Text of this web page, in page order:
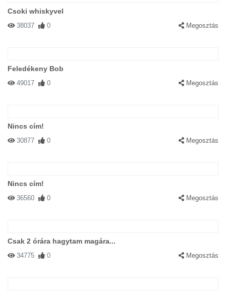
Csoki whiskyvel
38037 0 Megosztás
Feledékeny Bob
49017 0 Megosztás
Nincs cím!
30877 0 Megosztás
Nincs cím!
36560 0 Megosztás
Csak 2 órára hagytam magára...
34775 0 Megosztás